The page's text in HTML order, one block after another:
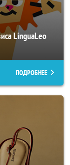
LinguaLeo
ПОДРОБНЕЕ